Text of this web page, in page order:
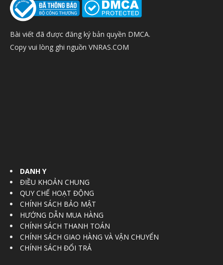
Bài viết đã được đăng ký bản quyền DMCA.
Copy vui lòng ghi nguồn VNRAS.COM
DANH Y
ĐIỀU KHOẢN CHUNG
QUY CHẾ HOẠT ĐỘNG
CHÍNH SÁCH BẢO MẬT
HƯỚNG DẪN MUA HÀNG
CHÍNH SÁCH THANH TOÁN
CHÍNH SÁCH GIAO HÀNG VÀ VẬN CHUYỂN
CHÍNH SÁCH ĐỔI TRẢ